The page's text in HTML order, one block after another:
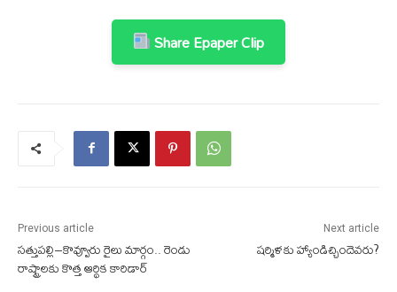
Share Epaper Clip
Previous article
సత్తుపల్లి–కొవ్వూరు రైలు మార్గం.. రెండు
రాష్ట్రాలకు కొత్త ఆర్థిక కారిడార్
Next article
షర్మిళకు హ్యాండిచ్చిందెవరు?